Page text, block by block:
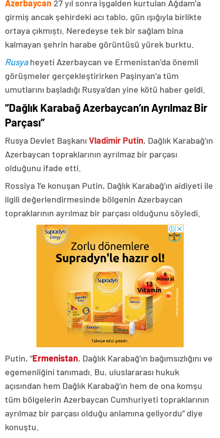
Azerbaycan 27 yıl sonra işgalden kurtulan Ağdam’a
girmiş ancak şehirdeki acı tablo, gün ışığıyla birlikte
ortaya çıkmıştı. Neredeyse tek bir sağlam bina
kalmayan şehrin harabe görüntüsü yürek burktu.
Rusyaheyeti Azerbaycan ve Ermenistan’da önemli
görüşmeler gerçekleştirirken Paşinyan’a tüm
umutlarını başladığı Rusya’dan yine kötü haber geldi.
“Dağlık Karabağ Azerbaycan’ın Ayrılmaz Bir
Parçası”
Rusya Devlet Başkanı Vladimir Putin, Dağlık Karabağ’ın
Azerbaycan topraklarının ayrılmaz bir parçası
olduğunu ifade etti.
Rossiya 1’e konuşan Putin, Dağlık Karabağ’ın aidiyeti ile
ilgili değerlendirmesinde bölgenin Azerbaycan
topraklarının ayrılmaz bir parçası olduğunu söyledi.
Putin, “Ermenistan, Dağlık Karabağ’ın bağımsızlığını ve
egemenliğini tanımadı. Bu, uluslararası hukuk
açısından hem Dağlık Karabağ’ın hem de ona komşu
tüm bölgelerin Azerbaycan Cumhuriyeti topraklarının
ayrılmaz bir parçası olduğu anlamına geliyordu” diye
konuştu.